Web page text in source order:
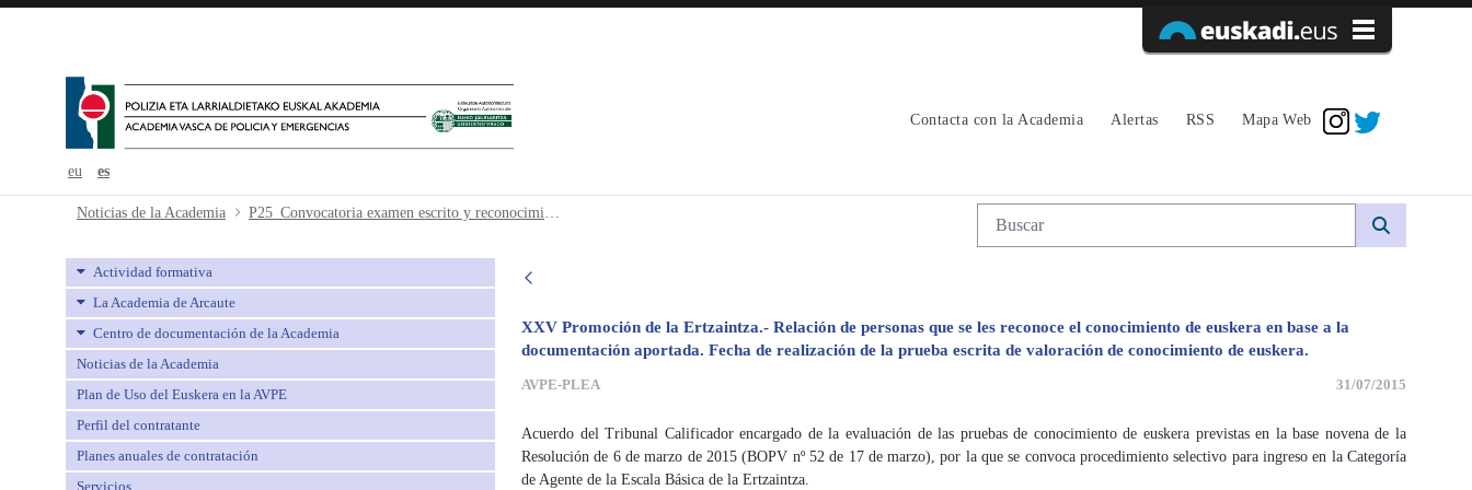
eu es
Contacta con la Academia Alertas RSS Mapa Web
P25_Convocatoria examen escrito y reconocimiento nivel euskera - avpe
Noticias de la Academia P25_Convocatoria examen escrito y reconocimiento nivel euskera Búsqueda web
Actividad formativa
La Academia de Arcaute
Centro de documentación de la Academia
Noticias de la Academia
Plan de Uso del Euskera en la AVPE
Perfil del contratante
Planes anuales de contratación
Servicios
XXV Promoción de la Ertzaintza.- Relación de personas que se les reconoce el conocimiento de euskera en base a la
documentación aportada. Fecha de realización de la prueba escrita de valoración de conocimiento de euskera.
AVPE-PLEA 31/07/2015
Acuerdo del Tribunal Calificador encargado de la evaluación de las pruebas de conocimiento de euskera previstas en la base novena de la
Resolución de 6 de marzo de 2015 (BOPV nº 52 de 17 de marzo), por la que se convoca procedimiento selectivo para ingreso en la Categoría
de Agente de la Escala Básica de la Ertzaintza.